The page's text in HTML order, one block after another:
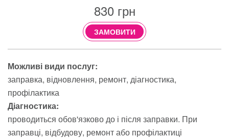
830грн
ЗАМОВИТИ
Можливі види послуг:
заправка відновлення ремонт діагностика
профілактика
Діагностика:
проводиться обов'язково до і після заправки. При
заправці, відбудову, ремонт або профілактиці